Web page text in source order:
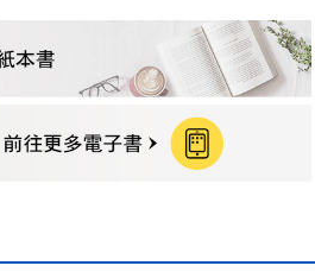
含以上)免運費